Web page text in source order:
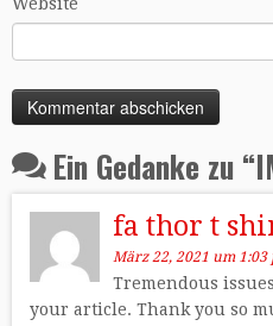
Ein Gedanke zu “
fa thor t
März 22, 2021 um 1:03
Tremendous
your article. Thank you so